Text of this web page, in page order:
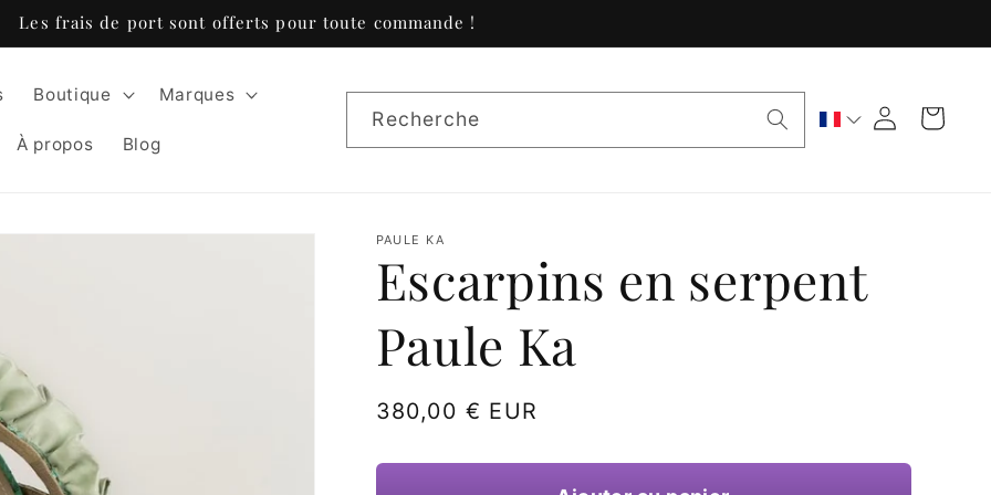
Les frais de port sont offerts pour toute commande !
Boutique Marques
À propos Blog
Recherche ConnexionPanier
PAULE KA
Escarpins en serpent
Paule Ka
Prix
380,00 € EUR